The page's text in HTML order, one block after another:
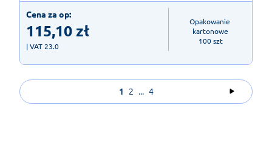
Cena za op:
115,10zł
| VAT 23.0
Opakowanie
kartonowe
100 szt
1 2 ... 4